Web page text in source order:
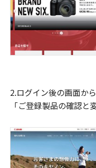
2.ログイン後の画面か
「ご登録製品の確認と